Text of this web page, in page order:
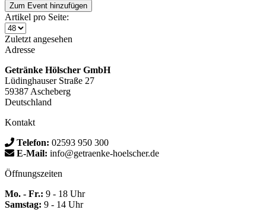
Zum Event hinzufügen
Artikel pro Seite:
Zuletzt angesehen
Adresse
Getränke Hölscher GmbH
Lüdinghauser Straße 27
59387 Ascheberg
Deutschland
Kontakt
Telefon: 02593 950 300
E-Mail: info@getraenke-hoelscher.de
Öffnungszeiten
Mo. - Fr.: 9 - 18 Uhr
Samstag: 9 - 14 Uhr